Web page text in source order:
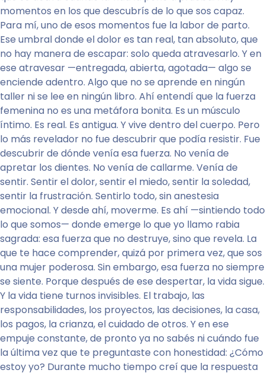
momentos en los que descubrís de lo que sos capaz.
Para mí, uno de esos momentos fue la labor de parto.
Ese umbral donde el dolor es tan real, tan absoluto, que
no hay manera de escapar: solo queda atravesarlo. Y en
ese atravesar —entregada, abierta, agotada— algo se
enciende adentro. Algo que no se aprende en ningún
taller ni se lee en ningún libro. Ahí entendí que la fuerza
femenina no es una metáfora bonita. Es un músculo
íntimo. Es real. Es antigua. Y vive dentro del cuerpo. Pero
lo más revelador no fue descubrir que podía resistir. Fue
descubrir de dónde venía esa fuerza. No venía de
apretar los dientes. No venía de callarme. Venía de
sentir. Sentir el dolor, sentir el miedo, sentir la soledad,
sentir la frustración. Sentirlo todo, sin anestesia
emocional. Y desde ahí, moverme. Es ahí —sintiendo todo
lo que somos— donde emerge lo que yo llamo rabia
sagrada: esa fuerza que no destruye, sino que revela. La
que te hace comprender, quizá por primera vez, que sos
una mujer poderosa. Sin embargo, esa fuerza no siempre
se siente. Porque después de ese despertar, la vida sigue.
Y la vida tiene turnos invisibles. El trabajo, las
responsabilidades, los proyectos, las decisiones, la casa,
los pagos, la crianza, el cuidado de otros. Y en ese
empuje constante, de pronto ya no sabés ni cuándo fue
la última vez que te preguntaste con honestidad: ¿Cómo
estoy yo? Durante mucho tiempo creí que la respuesta